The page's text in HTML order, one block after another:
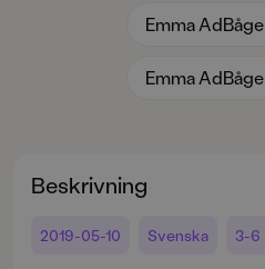
Emma AdBåge
Emma AdBåge
Beskrivning
2019-05-10 Svenska 3-6